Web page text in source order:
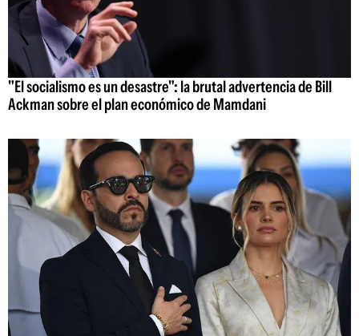
"El socialismo es un desastre": la brutal advertencia de Bill
Ackman sobre el plan económico de Mamdani